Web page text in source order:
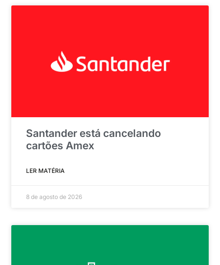
Santander está cancelando
cartões Amex
LER MATÉRIA
8 de agosto de 2026